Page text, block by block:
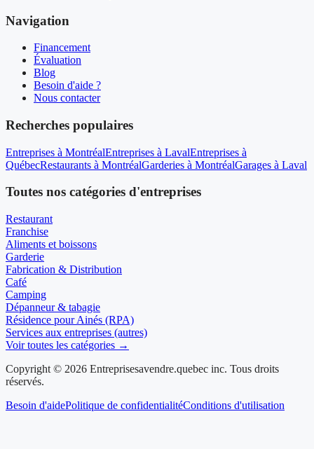
Navigation
Financement
Évaluation
Blog
Besoin d'aide ?
Nous contacter
Recherches populaires
Entreprises à MontréalEntreprises à LavalEntreprises à
QuébecRestaurants à MontréalGarderies à MontréalGarages à Laval
Toutes nos catégories d'entreprises
Restaurant
Franchise
Aliments et boissons
Garderie
Fabrication & Distribution
Café
Camping
Dépanneur & tabagie
Résidence pour Ainés (RPA)
Services aux entreprises (autres)
Voir toutes les catégories →
Copyright © 2026 Entreprisesavendre.quebec inc. Tous droits
réservés.
Besoin d'aidePolitique de confidentialitéConditions d'utilisation